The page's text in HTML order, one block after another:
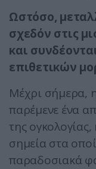
Ωστόσο,
σχεδόν στις
και
επιθετικών
Μέχρι σήμερα,
παρέμενε ένα
της
σημεία στα
παραδοσιακά